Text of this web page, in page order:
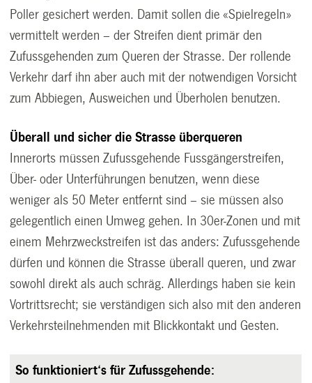
Poller gesichert werden. Damit sollen die «Spielregeln»
vermittelt werden – der Streifen dient primär den
Zufussgehenden zum Queren der Strasse. Der rollende
Verkehr darf ihn aber auch mit der notwendigen Vorsicht
zum Abbiegen, Ausweichen und Überholen benutzen.
Überall und sicher die Strasse überqueren
Innerorts müssen Zufussgehende Fussgängerstreifen,
Über- oder Unterführungen benutzen, wenn diese
weniger als 50 Meter entfernt sind – sie müssen also
gelegentlich einen Umweg gehen. In 30er-Zonen und mit
einem Mehrzweckstreifen ist das anders: Zufussgehende
dürfen und können die Strasse überall queren, und zwar
sowohl direkt als auch schräg. Allerdings haben sie kein
Vortrittsrecht; sie verständigen sich also mit den anderen
Verkehrsteilnehmenden mit Blickkontakt und Gesten.
So funktioniert‘s für Zufussgehende: